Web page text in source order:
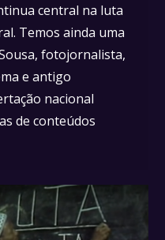
central na luta
Temos ainda uma
fotojornalista,
e antigo
nacional
de conteúdos